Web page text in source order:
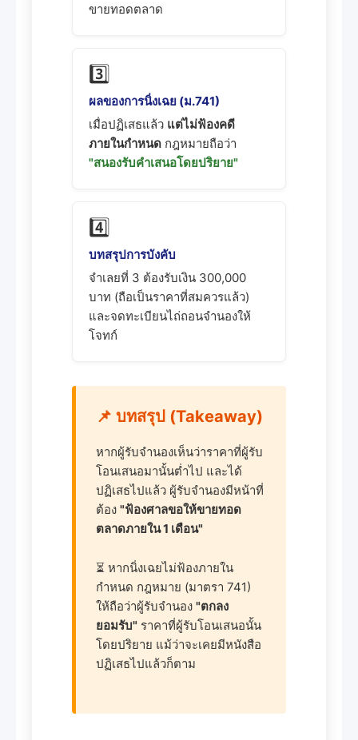
ขายทอดตลาด
3️⃣
ผลของการนิ่งเฉย (ม.741)
เมื่อปฏิเสธแล้ว แต่ไม่ฟ้องคดี
ภายในกำหนด กฎหมายถือว่า
"สนองรับคำเสนอโดยปริยาย"
4️⃣
บทสรุปการบังคับ
จำเลยที่ 3 ต้องรับเงิน 300,000
บาท (ถือเป็นราคาที่สมควรแล้ว)
และจดทะเบียนไถ่ถอนจำนองให้
โจทก์
📌 บทสรุป (Takeaway)
หากผู้รับจำนองเห็นว่าราคาที่ผู้รับ
โอนเสนอมานั้นต่ำไป และได้
ปฏิเสธไปแล้ว ผู้รับจำนองมีหน้าที่
ต้อง "ฟ้องศาลขอให้ขายทอด
ตลาดภายใน 1 เดือน"
⏳ หากนิ่งเฉยไม่ฟ้องภายใน
กำหนด กฎหมาย (มาตรา 741)
ให้ถือว่าผู้รับจำนอง "ตกลง
ยอมรับ" ราคาที่ผู้รับโอนเสนอนั้น
โดยปริยาย แม้ว่าจะเคยมีหนังสือ
ปฏิเสธไปแล้วก็ตาม